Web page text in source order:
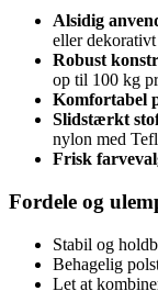
Alsidig
eller dekorativt
Robust
op til 100 kg
Komfortabel
Slidstærkt
nylon med
Frisk
Fordele og
Stabil og
Behagelig
Let at